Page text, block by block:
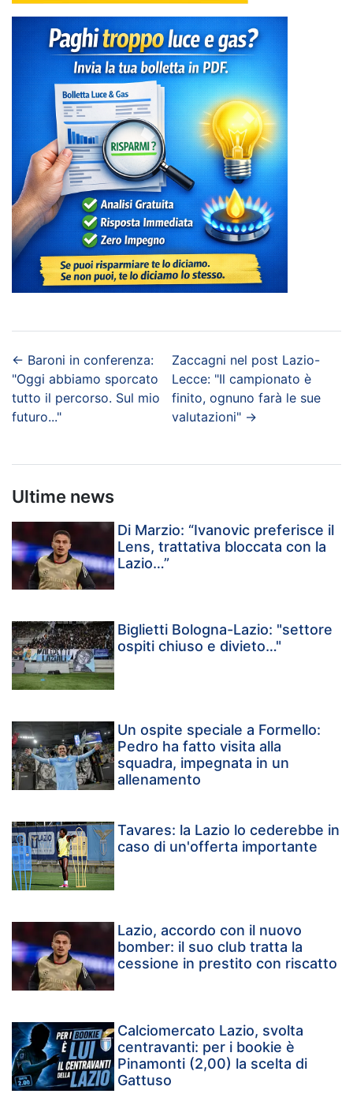
← Baroni in conferenza:
"Oggi abbiamo sporcato
tutto il percorso. Sul mio
futuro..."
Zaccagni nel post Lazio-
Lecce: "Il campionato è
finito, ognuno farà le sue
valutazioni"→
Ultime news
Di Marzio: “Ivanovic preferisce il
Lens, trattativa bloccata con la
Lazio…”
Biglietti Bologna-Lazio: "settore
ospiti chiuso e divieto…"
Un ospite speciale a Formello:
Pedro ha fatto visita alla
squadra, impegnata in un
allenamento
Tavares: la Lazio lo cederebbe in
caso di un'offerta importante
Lazio, accordo con il nuovo
bomber: il suo club tratta la
cessione in prestito con riscatto
Calciomercato Lazio, svolta
centravanti: per i bookie è
Pinamonti (2,00) la scelta di
Gattuso